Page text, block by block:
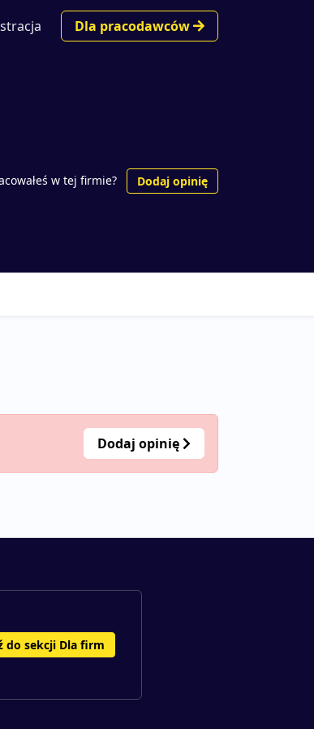
Dla pracodawców
w tej firmie? Dodaj opinię
Dodaj opinię
do sekcji Dla firm